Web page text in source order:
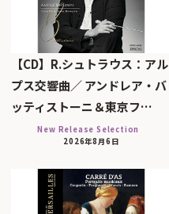
【CD】R.シュトラウス：アル
プス交響曲／ アンドレア・バ
ッティストーニ＆東京フ…
New Release Selection
2026年8月6日